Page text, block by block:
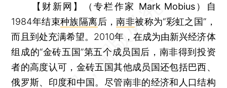
【财新网】（专栏作家 Mark Mobius）
自
1984年结束种族隔离后，南非被称为“彩虹之国”，
而且到处充满希望。2010年，在成为由新兴经济体
组成的“金砖五国”第五个成员国后，南非得到投资
者的高度认可，金砖五国其他成员国还包括巴西、
俄罗斯、印度和中国。尽管南非的经济和人口结构